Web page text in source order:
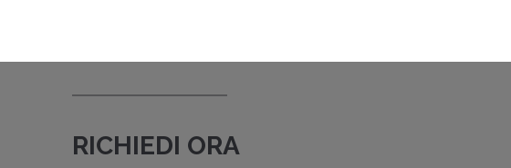
RICHIEDI ORA